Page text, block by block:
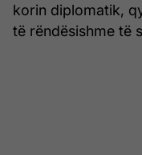
korin diplomatik,
të rëndësishme të